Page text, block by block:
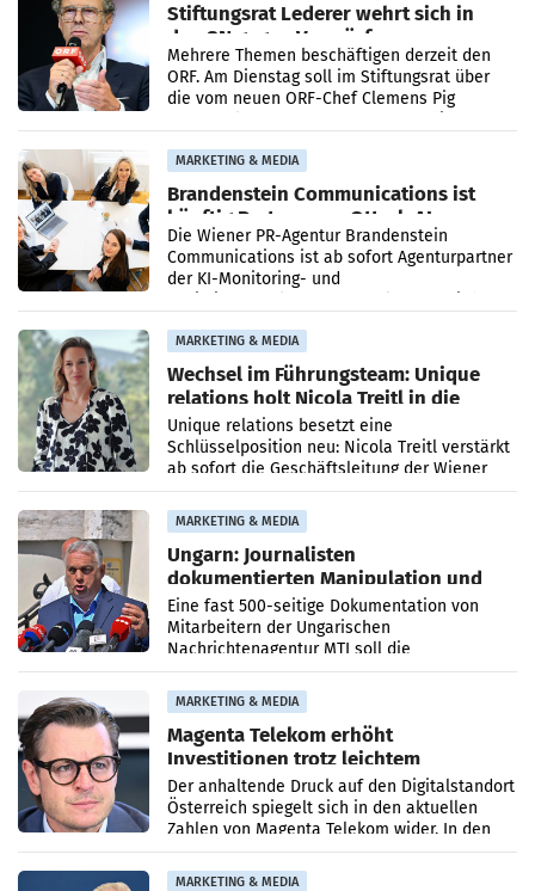
Stiftungsrat Lederer wehrt sich in
den SN gegen Vorwürfe
Mehrere Themen beschäftigen derzeit den
ORF. Am Dienstag soll im Stiftungsrat über
die vom neuen ORF-Chef Clemens Pig
MARKETING & MEDIA
Brandenstein Communications ist
künftig Partner von OtterlyAI
Die Wiener PR-Agentur Brandenstein
Communications ist ab sofort Agenturpartner
der KI-Monitoring- und
MARKETING & MEDIA
Wechsel im Führungsteam: Unique
relations holt Nicola Treitl in die
Geschäftsleitung
Unique relations besetzt eine
Schlüsselposition neu: Nicola Treitl verstärkt
ab sofort die Geschäftsleitung der Wiener
PR-Agentur an der Seite von Josef Kalina und
Anna Kalina-Mahr.
MARKETING & MEDIA
Ungarn: Journalisten
dokumentierten Manipulation und
Zensur
Eine fast 500-seitige Dokumentation von
Mitarbeitern der Ungarischen
Nachrichtenagentur MTI soll die
systematische Nachrichten-Manipulation und
Zensur bei der Agentur während der Zeit
MARKETING & MEDIA
Magenta Telekom erhöht
Investitionen trotz leichtem
Umsatzrückgang
Der anhaltende Druck auf den Digitalstandort
Österreich spiegelt sich in den aktuellen
Zahlen von Magenta Telekom wider. In den
ersten sechs Monaten des laufenden Jahres
verzeichnete
MARKETING & MEDIA